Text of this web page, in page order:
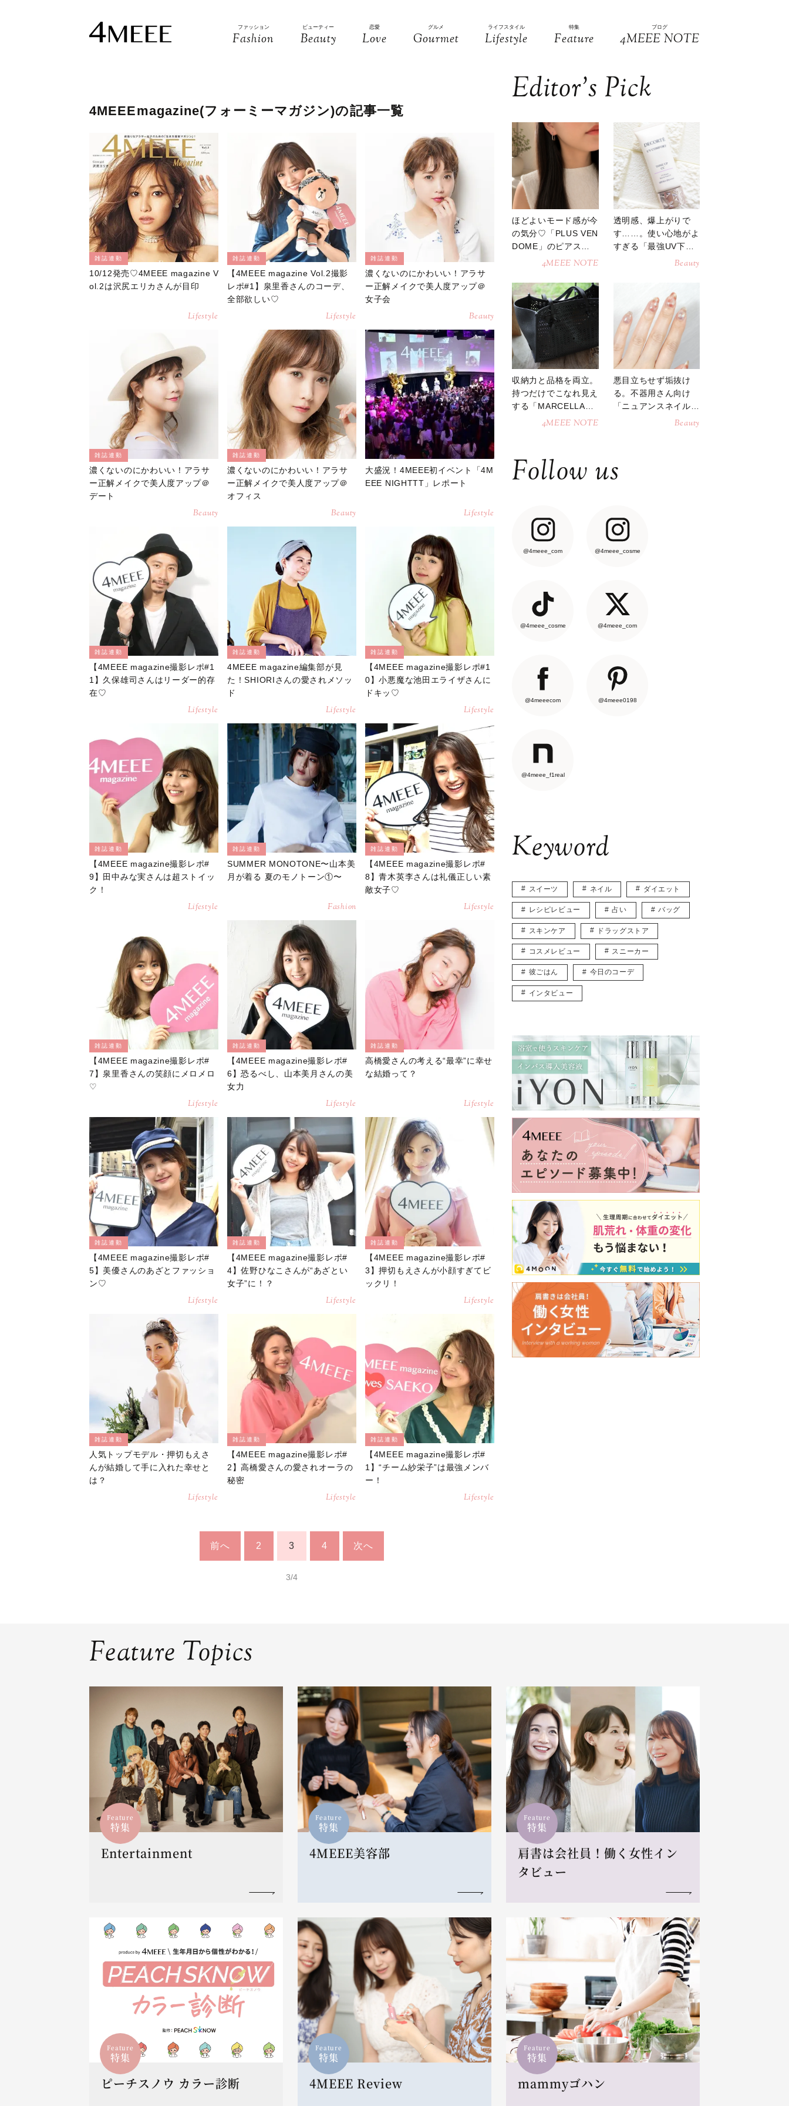
ファッション
Fashion
ビューティー
Beauty
恋愛
Love
グルメ
Gourmet
ライフスタイル
Lifestyle
特集
Feature
ブログ
4MEEE NOTE
4MEEEmagazine(フォーミーマガジン)の記事一覧
雑誌連動
10/12発売♡4MEEE magazine V
ol.2は沢尻エリカさんが目印
Lifestyle
雑誌連動
【4MEEE magazine Vol.2撮影
レポ#1】泉里香さんのコーデ、
全部欲しい♡
Lifestyle
雑誌連動
濃くないのにかわいい！アラサ
ー正解メイクで美人度アップ＠
女子会
Beauty
雑誌連動
濃くないのにかわいい！アラサ
ー正解メイクで美人度アップ＠
デート
Beauty
雑誌連動
濃くないのにかわいい！アラサ
ー正解メイクで美人度アップ＠
オフィス
Beauty
大盛況！4MEEE初イベント「4M
EEE NIGHTTT」レポート
Lifestyle
雑誌連動
【4MEEE magazine撮影レポ#1
1】久保雄司さんはリーダー的存
在♡
Lifestyle
雑誌連動
4MEEE magazine編集部が見
た！SHIORIさんの愛されメソッ
ド
Lifestyle
雑誌連動
【4MEEE magazine撮影レポ#1
0】小悪魔な池田エライザさんに
ドキッ♡
Lifestyle
雑誌連動
【4MEEE magazine撮影レポ#
9】田中みな実さんは超ストイッ
ク！
Lifestyle
雑誌連動
SUMMER MONOTONE〜山本美
月が着る 夏のモノトーン①〜
Fashion
雑誌連動
【4MEEE magazine撮影レポ#
8】青木英李さんは礼儀正しい素
敵女子♡
Lifestyle
雑誌連動
【4MEEE magazine撮影レポ#
7】泉里香さんの笑顔にメロメロ
♡
Lifestyle
雑誌連動
【4MEEE magazine撮影レポ#
6】恐るべし、山本美月さんの美
女力
Lifestyle
雑誌連動
高橋愛さんの考える“最幸”に幸せ
な結婚って？
Lifestyle
雑誌連動
【4MEEE magazine撮影レポ#
5】美優さんのあざとファッショ
ン♡
Lifestyle
雑誌連動
【4MEEE magazine撮影レポ#
4】佐野ひなこさんが“あざとい
女子”に！？
Lifestyle
雑誌連動
【4MEEE magazine撮影レポ#
3】押切もえさんが小顔すぎてビ
ックリ！
Lifestyle
雑誌連動
人気トップモデル・押切もえさ
んが結婚して手に入れた幸せと
は？
Lifestyle
雑誌連動
【4MEEE magazine撮影レポ#
2】高橋愛さんの愛されオーラの
秘密
Lifestyle
雑誌連動
【4MEEE magazine撮影レポ#
1】“チーム紗栄子”は最強メンバ
ー！
Lifestyle
前へ 2 3 4 次へ
3/4
Editor’s Pick
ほどよいモード感が今
の気分♡「PLUS VEN
DOME」のピアスが
4MEEE NOTE
透明感、爆上がりで
す……。使い心地がよ
すぎる「最強UV下
Beauty
収納力と品格を両立。
持つだけでこなれ見え
する「MARCELLAト
ートバッグ」4MEEE NOTE
悪目立ちせず垢抜け
る。不器用さん向け
「ニュアンスネイル」
Beauty
Follow us
@4meee_com @4meee_cosme
@4meee_cosme @4meee_com
@4meeecom @4meee0198
@4meee_f1real
Keyword
スイーツ ネイル ダイエット
レシピレビュー 占い バッグ
スキンケア ドラッグストア
コスメレビュー スニーカー
彼ごはん 今日のコーデ
インタビュー
Feature Topics
Feature
特集
Entertainment
Feature
特集
4MEEE美容部
Feature
特集
肩書は会社員！働く女性イン
タビュー
Feature
特集
ピーチスノウ カラー診断
Feature
特集
4MEEE Review
Feature
特集
mammyゴハン